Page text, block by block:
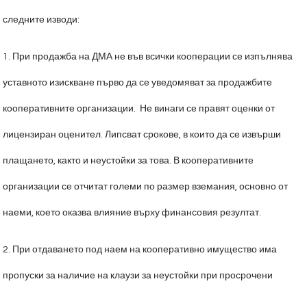
следните изводи:
1. При продажба на ДМА не във всички кооперации се изпълнява
уставното изискване първо да се уведомяват за продажбите
кооперативните организации. Не винаги се правят оценки от
лицензиран оценител. Липсват срокове, в които да се извърши
плащането, както и неустойки за това. В кооперативните
организации се отчитат големи по размер вземания, основно от
наеми, което оказва влияние върху финансовия резултат.
2. При отдаването под наем на кооперативно имущество има
пропуски за наличие на клаузи за неустойки при просрочени